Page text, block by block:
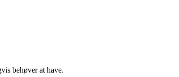
behøver at have.